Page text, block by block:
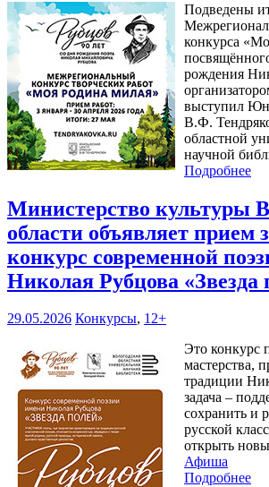
Подведены
конкурса
рождения
выступил
В.Ф.
областной
научной
Подробнее
Министерство культуры
области объявляет прием
конкурс современной
Николая Рубцова «Звезда
29.05.2026 Конкурсы, 12+
Это конкурс
мастерства,
традиции
задача –
сохранить и
русской
открыть
Афиша
Подробнее